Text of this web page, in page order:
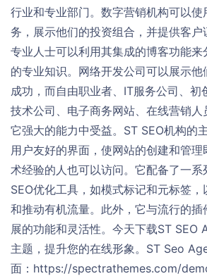
行业和专业部门。数字营销机构可以使
务，展示他们的投资组合，并提供客
专业人士可以利用其集成的博客功能来
的专业知识。网络开发公司可以展示他
成功，而自由职业者、IT服务公司、初
技术公司、电子商务网站、在线营销人
它强大的能力中受益。ST SEO机构的
用户友好的界面，使网站的创建和管
术经验的人也可以访问。它配备了一系
SEO优化工具，如模式标记和元标签
和推动有机流量。此外，它与流行的
展的功能和灵活性。今天下载ST SEO
主题，提升您的在线形象。ST Seo
面：https://spectrathemes.com/